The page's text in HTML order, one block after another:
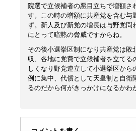
院選で立候補者の悪目立ちで増額さ
す。この時の増額に共産党を含む与
ず。新人及び新党の増長は与野党問
にとって暗黙の脅威ですからね。
その後小選挙区制になり共産党は敗
収、各地に党費で立候補者を立てる
しくなり野党連立して小選挙区から
例に集中、代償として天皇制と自衛
るのだから何がきっかけになるかわ